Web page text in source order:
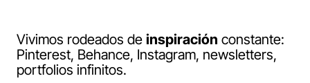
Vivimos rodeados de inspiración constante:
Pinterest, Behance, Instagram, newsletters,
portfolios infinitos.